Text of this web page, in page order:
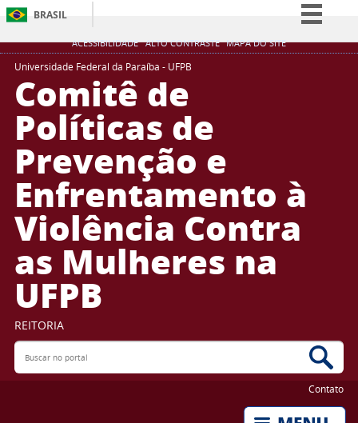
ACESSIBILIDADE ALTO CONTRASTE MAPA DO SITE
BRASIL
Simplifique!
Universidade Federal da Paraíba - UFPB
Comitê de
Políticas de
Prevenção e
Enfrentamento à
Violência Contra
as Mulheres na
UFPB
REITORIA
Buscar no portal
Contato